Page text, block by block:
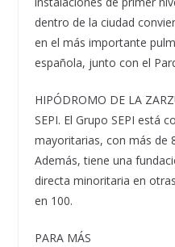
dentro de la ciudad
en el más importante
española, junto con el
HIPÓDROMO DE LA
SEPI. El Grupo SEPI está
mayoritarias, con más de
Además, tiene una
directa minoritaria en
en 100.
PARA MÁS